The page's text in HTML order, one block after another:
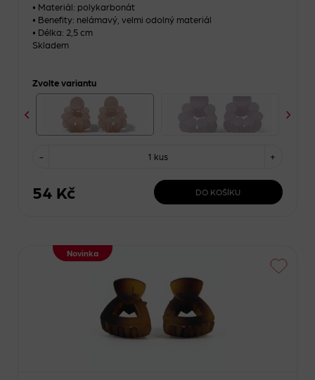
• Materiál: polykarbonát
• Benefity: nelámavý, velmi odolný materiál
• Délka: 2,5 cm
Skladem
Zvolte variantu
- +
1 kus
54 Kč DO KOŠÍKU
Novinka